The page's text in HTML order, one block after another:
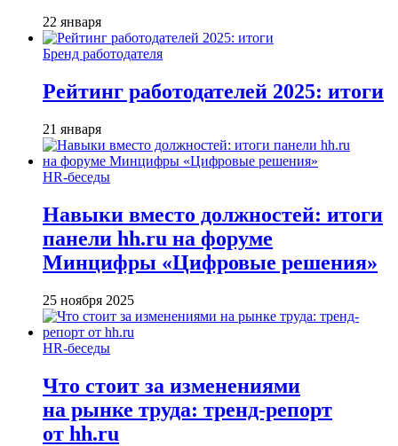
22 января
Бренд работодателя
Рейтинг работодателей 2025: итоги
21 января
HR-беседы
Навыки вместо должностей: итоги
панели hh.ru на форуме
Минцифры «Цифровые решения»
25 ноября 2025
HR-беседы
Что стоит за изменениями
на рынке труда: тренд-репорт
от hh.ru